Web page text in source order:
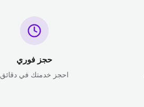
حجز فوري
احجز خدمتك في دقائق